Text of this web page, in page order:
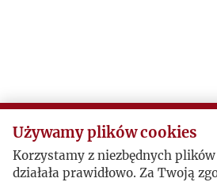
Używamy plików cookies
Korzystamy z niezbędnych
działała prawidłowo. Za Twoją